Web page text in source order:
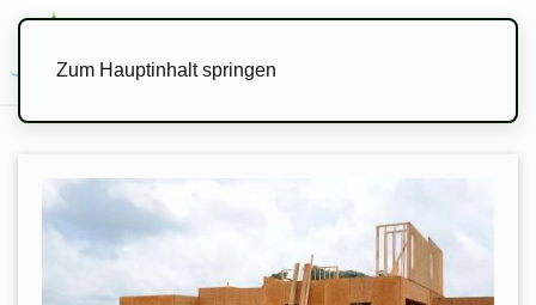
Zum Hauptinhalt springen